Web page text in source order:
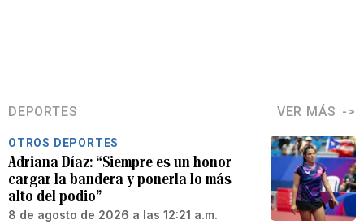
DEPORTES VER MÁS
OTROS DEPORTES
Adriana Díaz: “Siempre es un honor
cargar la bandera y ponerla lo más
alto del podio”
8 de agosto de 2026 a las 12:21 a.m.